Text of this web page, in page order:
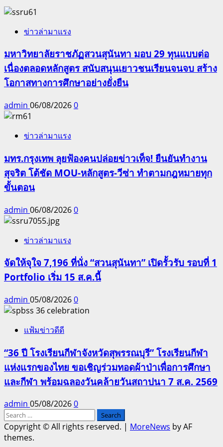
ข่าวล่ามาแรง
มหาวิทยาลัยราชภัฏสวนสุนันทา มอบ 29 ทุนแบบต่อ
เนื่องตลอดหลักสูตร สนับสนุนเยาวชนเรียนจนจบ สร้าง
โอกาสทางการศึกษาอย่างยั่งยืน
admin 06/08/20260
ข่าวล่ามาแรง
มทร.กรุงเทพ ลุยฟ้องคนปล่อยข่าวเท็จ! ยืนยันทำงาน
สุจริต โต้ชัด MOU-หลักสูตร-วีซ่า ทำตามกฎหมายทุก
ขั้นตอน
admin 06/08/20260
ข่าวล่ามาแรง
จัดให้จุใจ 7,196 ที่นั่ง “สวนสุนันทา” เปิดรั้วรับ รอบที่ 1
Portfolio เริ่ม 15 ส.ค.นี้
admin 05/08/20260
แฟ้มข่าวดีดี
“36 ปี โรงเรียนกีฬาจังหวัดสุพรรณบุรี” โรงเรียนกีฬา
แห่งแรกของไทย ขอเชิญร่วมทอดผ้าป่าเพื่อการศึกษา
และกีฬา พร้อมฉลองวันคล้ายวันสถาปนา 7 ส.ค. 2569
admin 05/08/20260
Search
for:
Copyright © All rights reserved. | MoreNews by AF
themes.